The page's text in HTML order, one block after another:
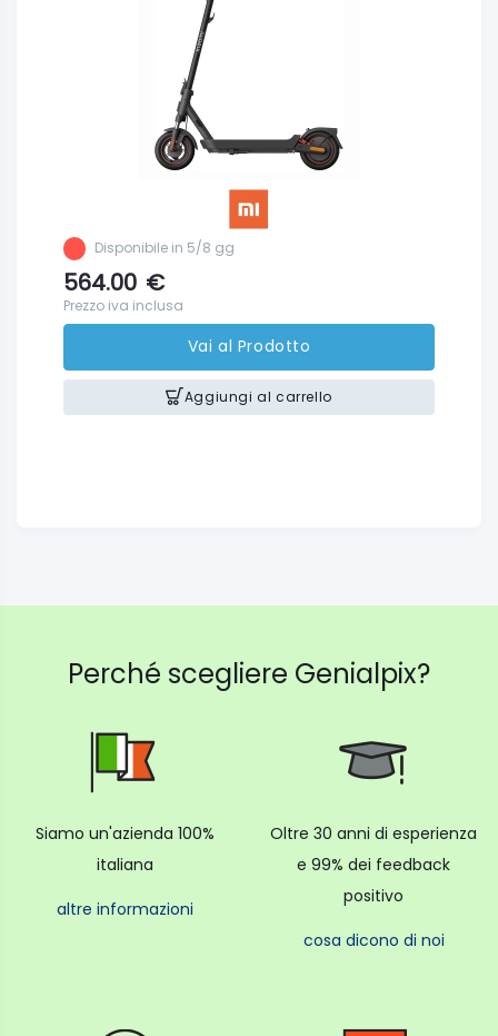
Disponibile in 5/8 gg
564.00 €
Prezzo iva inclusa
Vai al Prodotto
Aggiungi al carrello
Perché scegliere Genialpix?
Siamo un'azienda 100%
italiana
altre informazioni
Oltre 30 anni di esperienza
e 99% dei feedback
positivo
cosa dicono di noi